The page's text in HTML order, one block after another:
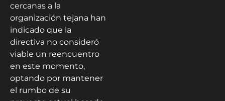
cercanas a la
organización tejana han
indicado que la
directiva no consideró
viable un reencuentro
en este momento,
optando por mantener
el rumbo de su